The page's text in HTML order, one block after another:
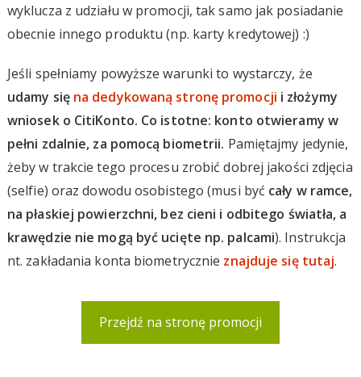
wyklucza z udziału w promocji, tak samo jak posiadanie
obecnie innego produktu (np. karty kredytowej) :)
Jeśli spełniamy powyższe warunki to wystarczy, że
udamy się na dedykowaną stronę promocji i złożymy
wniosek o CitiKonto. Co istotne: konto otwieramy w
pełni zdalnie, za pomocą biometrii. Pamiętajmy jedynie,
żeby w trakcie tego procesu zrobić dobrej jakości zdjęcia
(selfie) oraz dowodu osobistego (musi być cały w ramce,
na płaskiej powierzchni, bez cieni i odbitego światła, a
krawędzie nie mogą być ucięte np. palcami). Instrukcja
nt. zakładania konta biometrycznie znajduje się tutaj.
Przejdź na stronę promocji